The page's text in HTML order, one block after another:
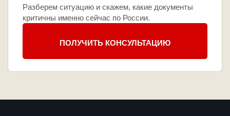
Разберем ситуацию и скажем, какие документы
критичны именно сейчас по России.
ПОЛУЧИТЬ КОНСУЛЬТАЦИЮ